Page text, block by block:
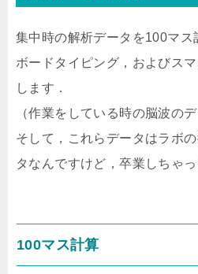
集中時の解析データを100マス
ボードタイピング，およびス
します．
（作業をしている時の脳波のデ
そして，これらデータはラボ
タなんですけど，卒業しちゃっ
100マス計算